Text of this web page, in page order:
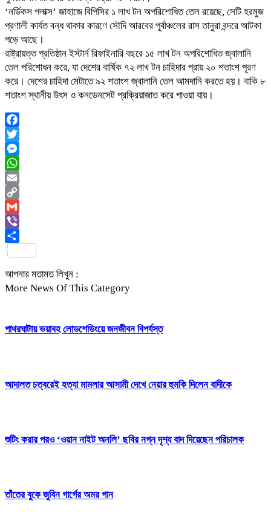
‘নর্ডিকস পলাক্স’ জাহাজে বিপিসির ১ লাখ টন অপরিশোধিত তেল রয়েছে, সেটি হরমুজ
প্রণালী কার্যত বন্ধ থাকার কারণে সৌদি আরবের পূর্বাঞ্চলের রাস তানুরা বন্দরে আটকা
পড়ে আছে।
রাষ্ট্রায়ত্ত প্রতিষ্ঠান ইস্টার্ন রিফাইনারি বছরে ১৫ লাখ টন অপরিশোধিত জ্বালানি
তেল পরিশোধন করে, যা দেশের বার্ষিক ৭২ লাখ টন চাহিদার প্রায় ২০ শতাংশ পূরণ
করে। দেশের চাহিদা মেটাতে ৯২ শতাংশ জ্বালানি তেল আমদানি করতে হয়। বাকি ৮
শতাংশ স্থানীয় উৎস ও কনডেনসেট প্রক্রিয়াজাত করে পাওয়া যায়।
Facebook
Twitter
Messenger
WhatsApp
Email
Copy
Link
Gmail
Viber
আপনার মতামত লিখুন :
More News Of This Category
পাথরঘাটায় ভয়াবহ লোডশেডিংয়ে জনজীবন বিপর্যস্ত
আদালত চত্বরেই হত্যা মামলার আসামী দেখে নেয়ার হুমকি দিলেন বাদীকে
শুটিং করার পরও ‘ওয়ান নাইট অনলি’ ছবির নগ্ন দৃশ্য বাদ দিয়েছেন পরিচালক
তাঁতের বুকে জুবিন গার্গের অমর গান